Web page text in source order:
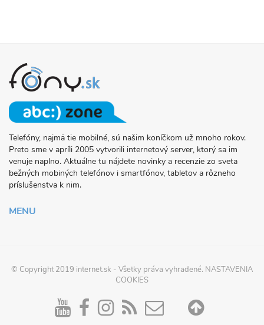
O
PROJEKTE
FONY.SK
Telefóny, najmä tie mobilné, sú našim koníčkom už mnoho rokov.
Preto sme v apríli 2005 vytvorili internetový server, ktorý sa im
venuje naplno. Aktuálne tu nájdete novinky a recenzie zo sveta
bežných mobiných telefónov i smartfónov, tabletov a rôzneho
príslušenstva k nim.
MENU
© Copyright 2019 internet.sk - Všetky práva vyhradené. NASTAVENIA
COOKIES